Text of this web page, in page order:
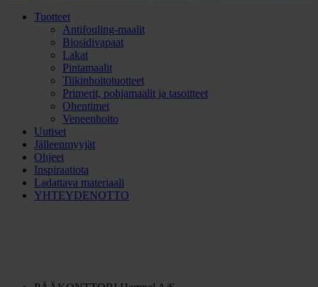
Tuotteet
Antifouling-maalit
Biosidivapaat
Lakat
Pintamaalit
Tiikinhoitotuotteet
Primerit, pohjamaalit ja tasoitteet
Ohentimet
Veneenhoito
Uutiset
Jälleenmyyjät
Ohjeet
Inspiraatiota
Ladattava materiaali
YHTEYDENOTTO